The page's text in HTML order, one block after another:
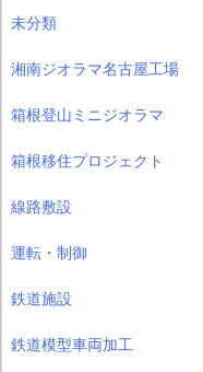
未分類
湘南ジオラマ名古屋工場
箱根登山ミニジオラマ
箱根移住プロジェクト
線路敷設
運転・制御
鉄道施設
鉄道模型車両加工